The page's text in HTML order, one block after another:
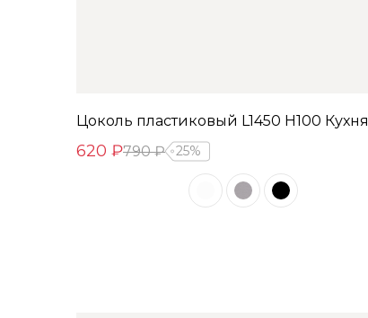
Цоколь пластиковый L1450 Н100 Кухня
620 ₽790 ₽ 25%